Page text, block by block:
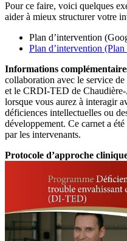
Pour ce faire, voici quelques
aider à mieux structurer votre
Plan d’intervention
Plan d’intervention
Informations
collaboration avec le service
et le CRDI-TED de
lorsque vous aurez à interagir
déficiences intellectuelles ou
développement. Ce carnet a
par les intervenants.
Protocole d’approche